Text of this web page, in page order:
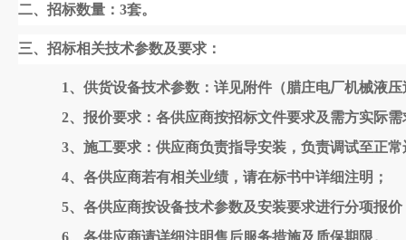
二、 招标数量 ： 3套。
三、招标相关技术参数及要求：
1、供货设备技术参数：详见附件（腊庄电厂机械液
2、报价要求：各供应商按招标文件要求及需方实际
3、施工要求：供应商负责指导安装，负责调试至正
4、各供应商若有相关业绩，请在标书中详细注明；
5、各供应商按设备技术参数及安装要求进行分项报价